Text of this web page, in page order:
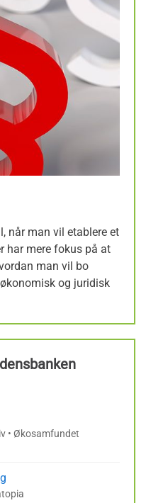
når man vil etablere et
har mere fokus på at
man vil bo
og juridisk
• Økosamfundet